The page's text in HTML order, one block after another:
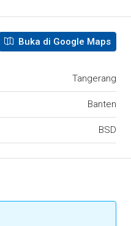
Buka di Google Maps
Tangerang
Banten
BSD